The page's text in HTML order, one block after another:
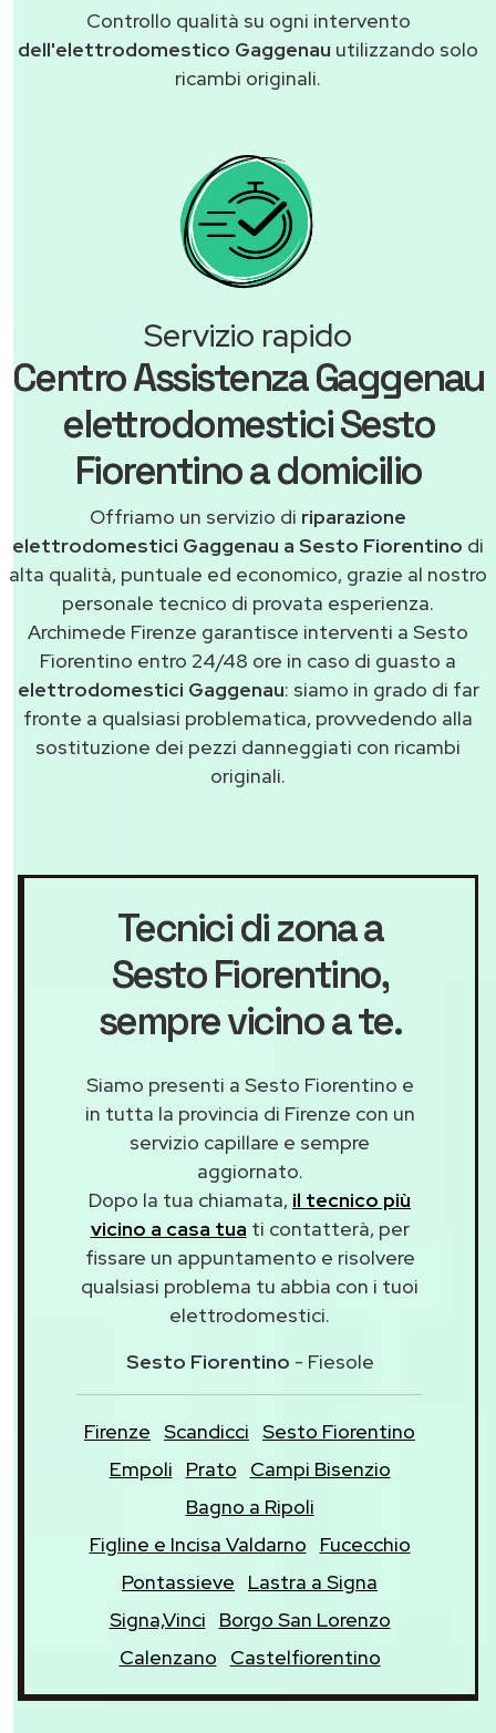
Controllo qualità su ogni intervento
dell'elettrodomestico Gaggenau utilizzando solo
ricambi originali.
Servizio rapido
Centro Assistenza Gaggenau
elettrodomestici Sesto
Fiorentino a domicilio
Offriamo un servizio di riparazione
elettrodomestici Gaggenau a Sesto Fiorentino di
alta qualità, puntuale ed economico, grazie al nostro
personale tecnico di provata esperienza.
Archimede Firenze garantisce interventi a Sesto
Fiorentino entro 24/48 ore in caso di guasto a
elettrodomestici Gaggenau: siamo in grado di far
fronte a qualsiasi problematica, provvedendo alla
sostituzione dei pezzi danneggiati con ricambi
originali.
Tecnici di zona a
Sesto Fiorentino,
sempre vicino a te.
Siamo presenti a Sesto Fiorentino e
in tutta la provincia di Firenze con un
servizio capillare e sempre
aggiornato.
Dopo la tua chiamata, il tecnico più
vicino a casa tua ti contatterà, per
fissare un appuntamento e risolvere
qualsiasi problema tu abbia con i tuoi
elettrodomestici.
Sesto Fiorentino - Fiesole
Firenze Scandicci Sesto Fiorentino
Empoli
Prato
Campi Bisenzio
Bagno a Ripoli
Figline e Incisa Valdarno
Fucecchio
Pontassieve
Lastra a Signa
Signa,Vinci
Borgo San Lorenzo
Calenzano
Castelfiorentino